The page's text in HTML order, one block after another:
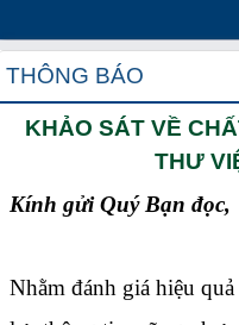
THÔNG BÁO
KHẢO SÁT VỀ
THƯ
Kính gửi Quý Bạn đọc,
Nhằm đánh giá hiệu